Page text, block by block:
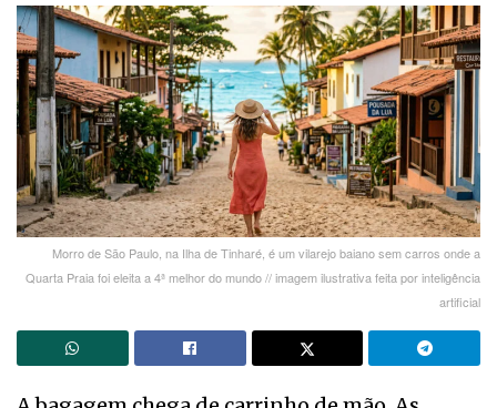
Morro de São Paulo, na Ilha de Tinharé, é um vilarejo baiano sem carros onde a
Quarta Praia foi eleita a 4ª melhor do mundo // imagem ilustrativa feita por inteligência
artificial